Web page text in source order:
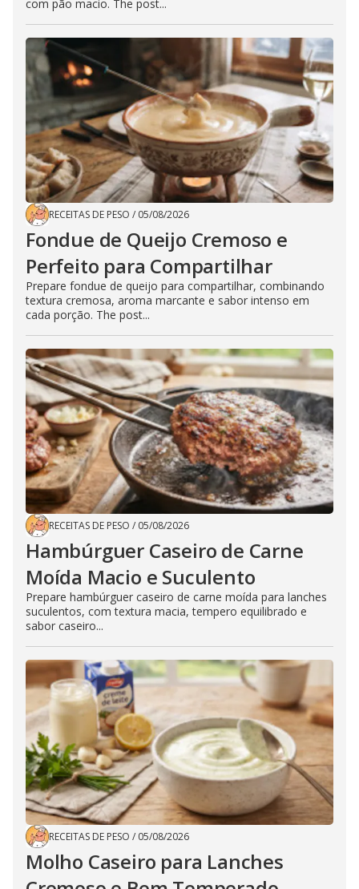
com pão macio. The post...
RECEITAS DE PESO / 05/08/2026
Fondue de Queijo Cremoso e
Perfeito para Compartilhar
Prepare fondue de queijo para compartilhar, combinando
textura cremosa, aroma marcante e sabor intenso em
cada porção. The post...
RECEITAS DE PESO / 05/08/2026
Hambúrguer Caseiro de Carne
Moída Macio e Suculento
Prepare hambúrguer caseiro de carne moída para lanches
suculentos, com textura macia, tempero equilibrado e
sabor caseiro...
RECEITAS DE PESO / 05/08/2026
Molho Caseiro para Lanches